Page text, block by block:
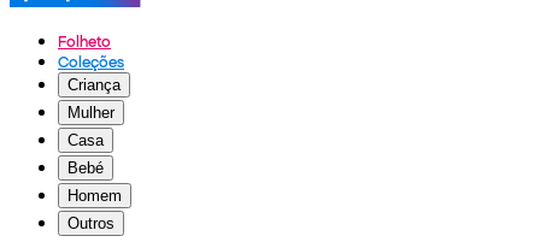
Folheto
Coleções
Criança
Mulher
Casa
Bebé
Homem
Outros